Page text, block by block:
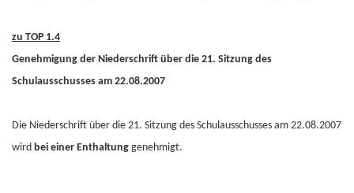
zu TOP 1.4
Genehmigung der Niederschrift über die 21. Sitzung des
Schulausschusses am 22.08.2007
Die Niederschrift über die 21. Sitzung des Schulausschusses am 22.08.2007
wird bei einer Enthaltung genehmigt.